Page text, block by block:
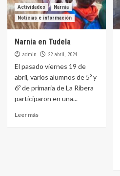
Actividades
Narnia
Noticias e información
Narnia en Tudela
admin 22 abril, 2024
El pasado viernes 19 de
abril, varios alumnos de 5º y
6º de primaria de La Ribera
participaron en una...
Leer más